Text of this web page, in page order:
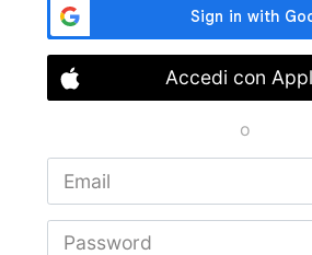
Accedi con
o